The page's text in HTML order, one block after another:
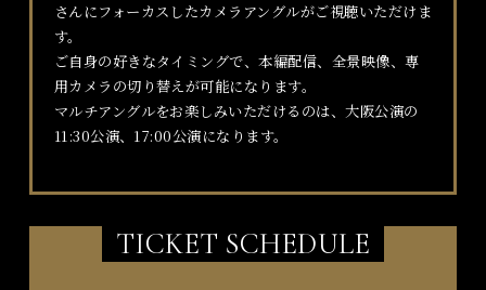
さんにフォーカスしたカメラアングルがご視聴いただけま
す。
ご自身の好きなタイミングで、本編配信、全景映像、専
用カメラの切り替えが可能になります。
マルチアングルをお楽しみいただけるのは、大阪公演の
11:30公演、17:00公演になります。
TICKET SCHEDULE